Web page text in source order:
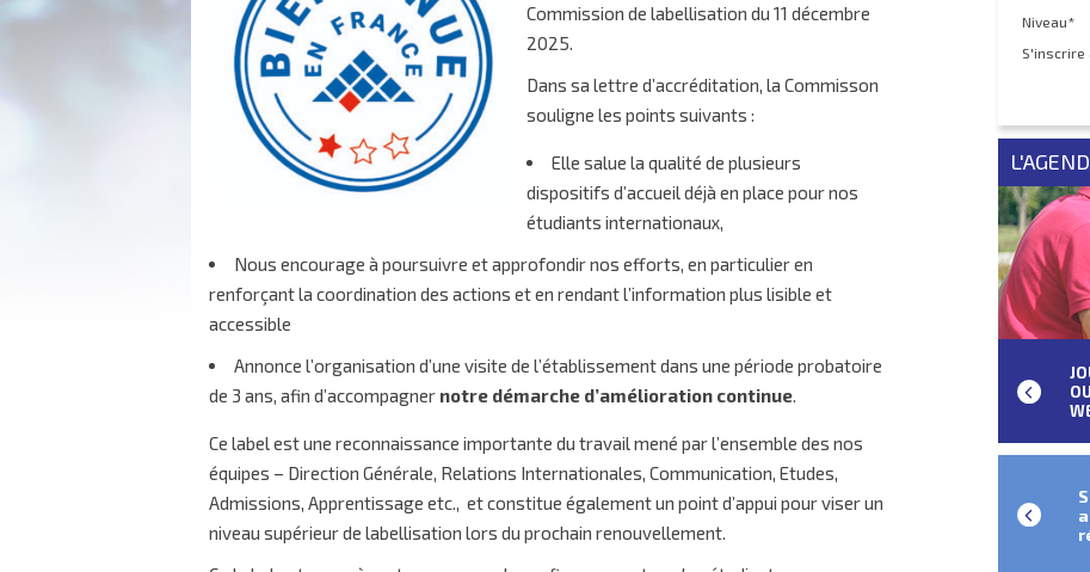
Commission de labellisation du 11 décembre
2025.
Dans sa lettre d’accréditation, la Commisson
souligne les points suivants :
Elle salue la qualité de plusieurs
dispositifs d’accueil déjà en place pour nos
étudiants internationaux,
Nous encourage à poursuivre et approfondir nos efforts, en particulier en
renforçant la coordination des actions et en rendant l’information plus lisible et
accessible
Annonce l’organisation d’une visite de l’établissement dans une période probatoire
de 3 ans, afin d’accompagner notre démarche d’amélioration continue.
Ce label est une reconnaissance importante du travail mené par l’ensemble des nos
équipes – Direction Générale, Relations Internationales, Communication, Etudes,
Admissions, Apprentissage etc., et constitue également un point d’appui pour viser un
niveau supérieur de labellisation lors du prochain renouvellement.
Niveau*